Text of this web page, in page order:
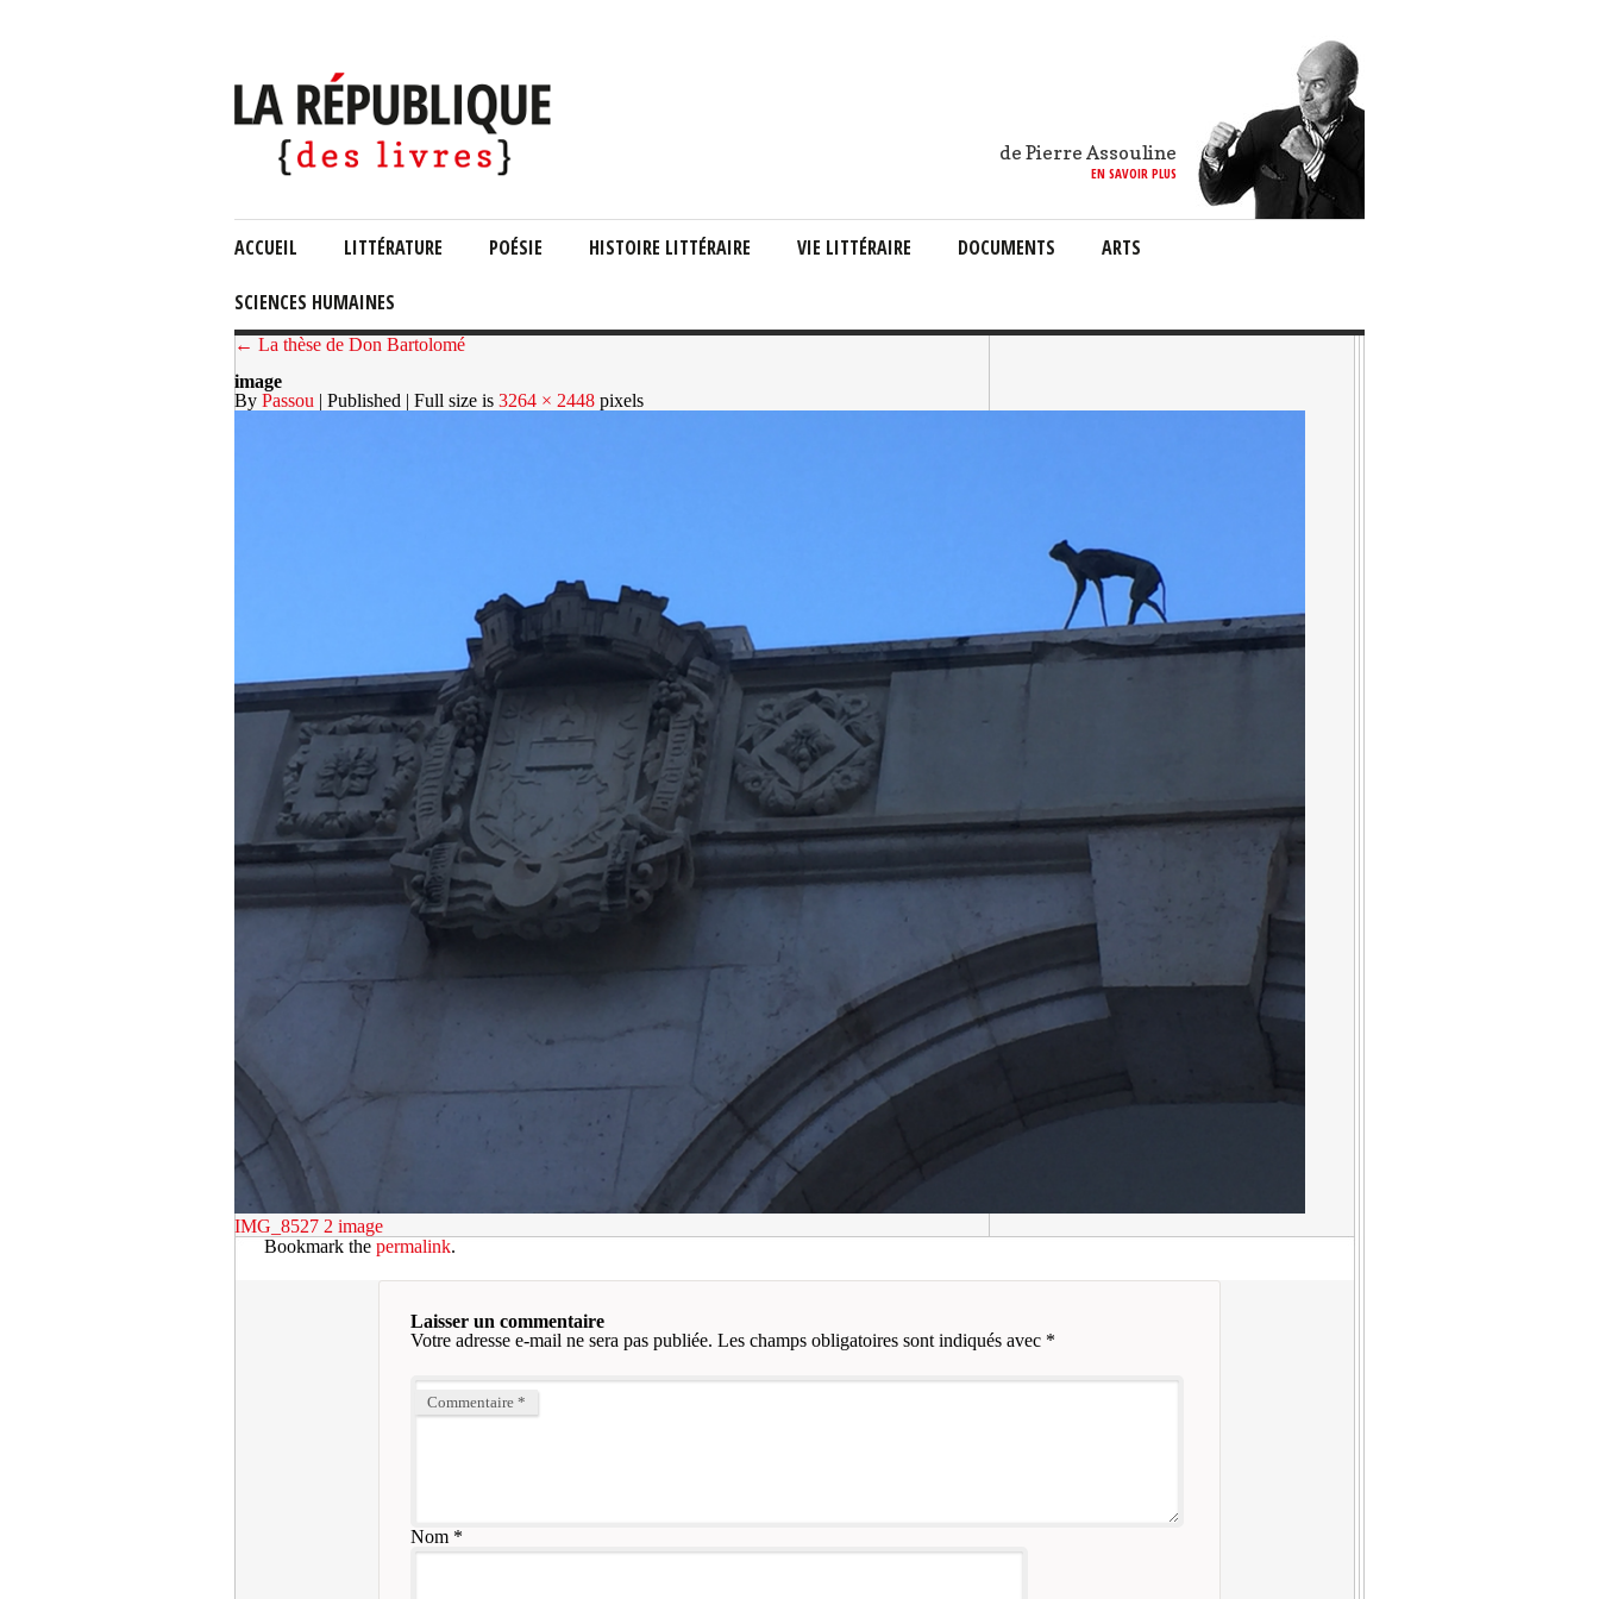
de Pierre Assouline
EN SAVOIR PLUS
ACCUEIL LITTÉRATURE POÉSIE HISTOIRE LITTÉRAIRE VIE LITTÉRAIRE DOCUMENTS ARTS
SCIENCES HUMAINES
← La thèse de Don Bartolomé
image
By Passou | Published | Full size is 3264 × 2448 pixels
IMG_8527 2 image
Bookmark the permalink.
Laisser un commentaire
Votre adresse e-mail ne sera pas publiée. Les champs obligatoires sont indiqués avec *
Commentaire *
Nom*